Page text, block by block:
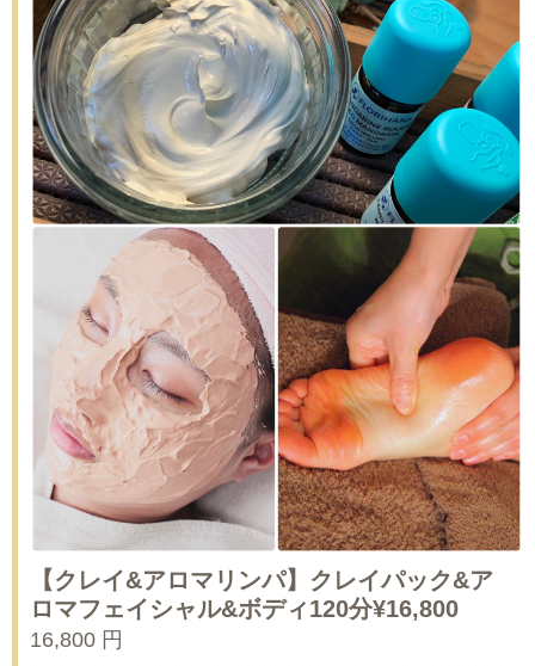
【クレイ&アロマリンパ】クレイパック&ア
ロマフェイシャル&ボディ120分¥16,800
16,800 円